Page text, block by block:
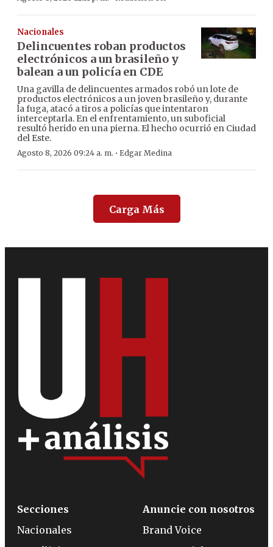
Nacionales
Delincuentes roban productos
electrónicos a un brasileño y
balean a un policía en CDE
Una gavilla de delincuentes armados robó un lote de
productos electrónicos a un joven brasileño y, durante
la fuga, atacó a tiros a policías que intentaron
interceptarla. En el enfrentamiento, un suboficial
resultó herido en una pierna. El hecho ocurrió en Ciudad
del Este.
Agosto 8, 2026 09:24 a. m. · Edgar Medina
Carga Más
Secciones
Nacionales
Anuncie con nosotros
Brand Voice